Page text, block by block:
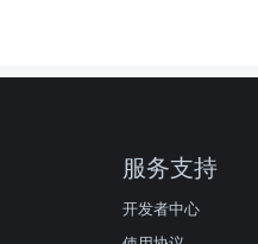
服务支持
开发者中心